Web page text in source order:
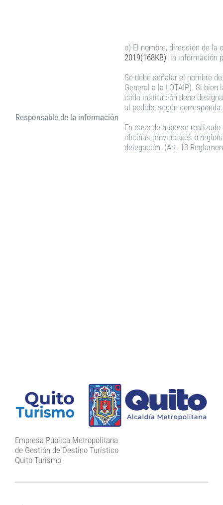
Responsable de la información
o) El nombre, dirección de la
2019(168KB)
la información
Se debe señalar el nombre
General a la LOTAIP). Si
cada institución debe
al pedido, según corresponda.
En caso de haberse
oficinas provinciales o
delegación. (Art. 13
Empresa Pública Metropolitana
de Gestión de Destino Turístico
Quito Turismo